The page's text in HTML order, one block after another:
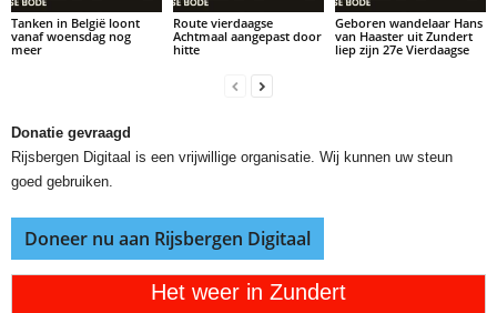
Tanken in België loont
vanaf woensdag nog
meer
Route vierdaagse
Achtmaal aangepast door
hitte
Geboren wandelaar Hans
van Haaster uit Zundert
liep zijn 27e Vierdaagse
Donatie gevraagd
Rijsbergen Digitaal is een vrijwillige organisatie. Wij kunnen uw steun
goed gebruiken.
Doneer nu aan Rijsbergen Digitaal
Het weer in Zundert